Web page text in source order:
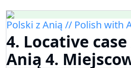
Polski z Anią // Polish with
4. Locative
Anią 4.